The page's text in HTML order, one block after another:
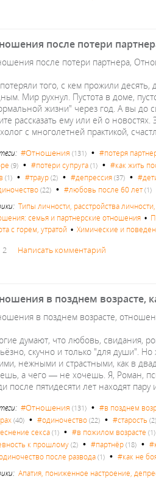
после потери
после потери партнера,
того, с кем прожили десять,
Мир рухнул. Пустота в доме,
жизни" через год. А вы до
рассказать ему или ей о
с многолетней практикой,
#Отношения (131) •#потеря
(9) •#потери супруга (1) •#как жить
(1) •#траур (2) •#депрессия (37) •
(22) •#любовь после 60 лет(1)
Типы личности, расстройства
семья и партнерские отношения •
с горем, утратой •Химические и
2 Написать комментарий
в позднем возрасте,
в позднем возрасте,
думают, что любовь, свидания,
скучно и только "для души".
нежными и страстными, как в
а чего — не хочешь. Я, Роман,
после пятидесяти лет находят
#Отношения (131) •#в позднем
(40) •#одиночество (22) •#старость (2)
секса (1) •#в пожилом возрасте (1)
к прошлому (2) •#партнёр (18) •
после развода (1) •#как не
Апатия, пониженное настроение,